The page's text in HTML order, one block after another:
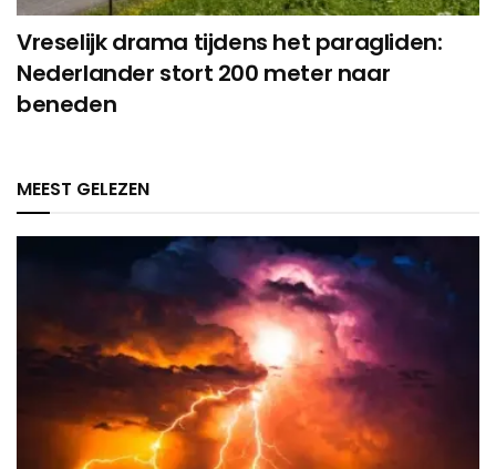
Vreselijk drama tijdens het paragliden:
Nederlander stort 200 meter naar
beneden
MEEST GELEZEN